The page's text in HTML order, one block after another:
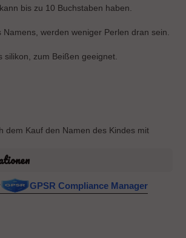
bis zu 10 Buchstaben haben.
werden weniger Perlen dran sein.
silikon, zum Beißen geeignet.
dem Kauf den Namen des Kindes mit
GPSR Compliance Manager